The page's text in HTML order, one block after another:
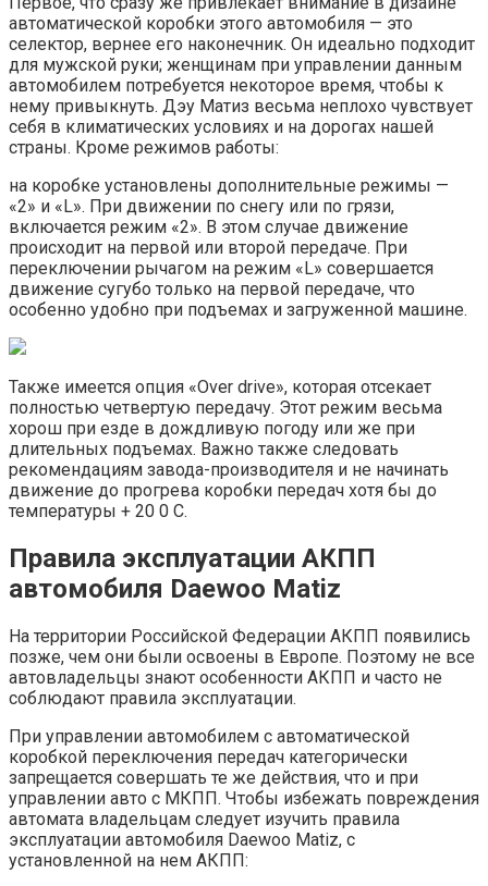
автоматической коробки этого автомобиля — это
селектор, вернее его наконечник. Он идеально подходит
для мужской руки; женщинам при управлении данным
автомобилем потребуется некоторое время, чтобы к
нему привыкнуть. Дэу Матиз весьма неплохо чувствует
себя в климатических условиях и на дорогах нашей
страны. Кроме режимов работы:
на коробке установлены дополнительные режимы —
«2» и «L». При движении по снегу или по грязи,
включается режим «2». В этом случае движение
происходит на первой или второй передаче. При
переключении рычагом на режим «L» совершается
движение сугубо только на первой передаче, что
особенно удобно при подъемах и загруженной машине.
Также имеется опция «Over drive», которая отсекает
полностью четвертую передачу. Этот режим весьма
хорош при езде в дождливую погоду или же при
длительных подъемах. Важно также следовать
рекомендациям завода-производителя и не начинать
движение до прогрева коробки передач хотя бы до
температуры + 20 0 С.
Правила эксплуатации АКПП
автомобиля Daewoo Matiz
На территории Российской Федерации АКПП появились
позже, чем они были освоены в Европе. Поэтому не все
автовладельцы знают особенности АКПП и часто не
соблюдают правила эксплуатации.
При управлении автомобилем с автоматической
коробкой переключения передач категорически
запрещается совершать те же действия, что и при
управлении авто с МКПП. Чтобы избежать повреждения
автомата владельцам следует изучить правила
эксплуатации автомобиля Daewoo Matiz, с
установленной на нем АКПП: